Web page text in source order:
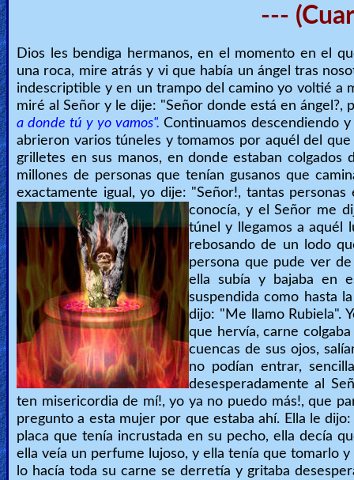
---
Dios les bendiga hermanos, en el momento en el
una roca, mire atrás y vi que había un ángel tras
indescriptible y en un trampo del camino yo voltié a
miré al Señor y le dije: "Señor donde está en
a donde tú y yo vamos". Continuamos descendiendo
abrieron varios túneles y tomamos por aquél del
grilletes en sus manos, en donde estaban
millones de personas que tenían gusanos que
exactamente igual, yo dije: "Señor!, tantas
conocía, y el Señor me
túnel y llegamos a aquél
rebosando de un lodo
persona que pude ver
ella subía y bajaba en
suspendida como hasta
dijo: "Me llamo Rubiela".
que hervía, carne
cuencas de sus ojos,
no podían entrar,
desesperadamente al
ten misericordia de mí!, yo ya no puedo más!, que
pregunto a esta mujer por que estaba ahí. Ella le
placa que tenía incrustada en su pecho, ella decía
ella veía un perfume lujoso, y ella tenía que tomarlo
lo hacía toda su carne se derretía y gritaba